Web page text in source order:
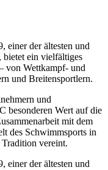
einer der ältesten und
bietet ein vielfältiges
von Wettkampf- und
und Breitensportlern.
und
besonderen Wert auf die
mit dem
des Schwimmsports in
vereint.
einer der ältesten und